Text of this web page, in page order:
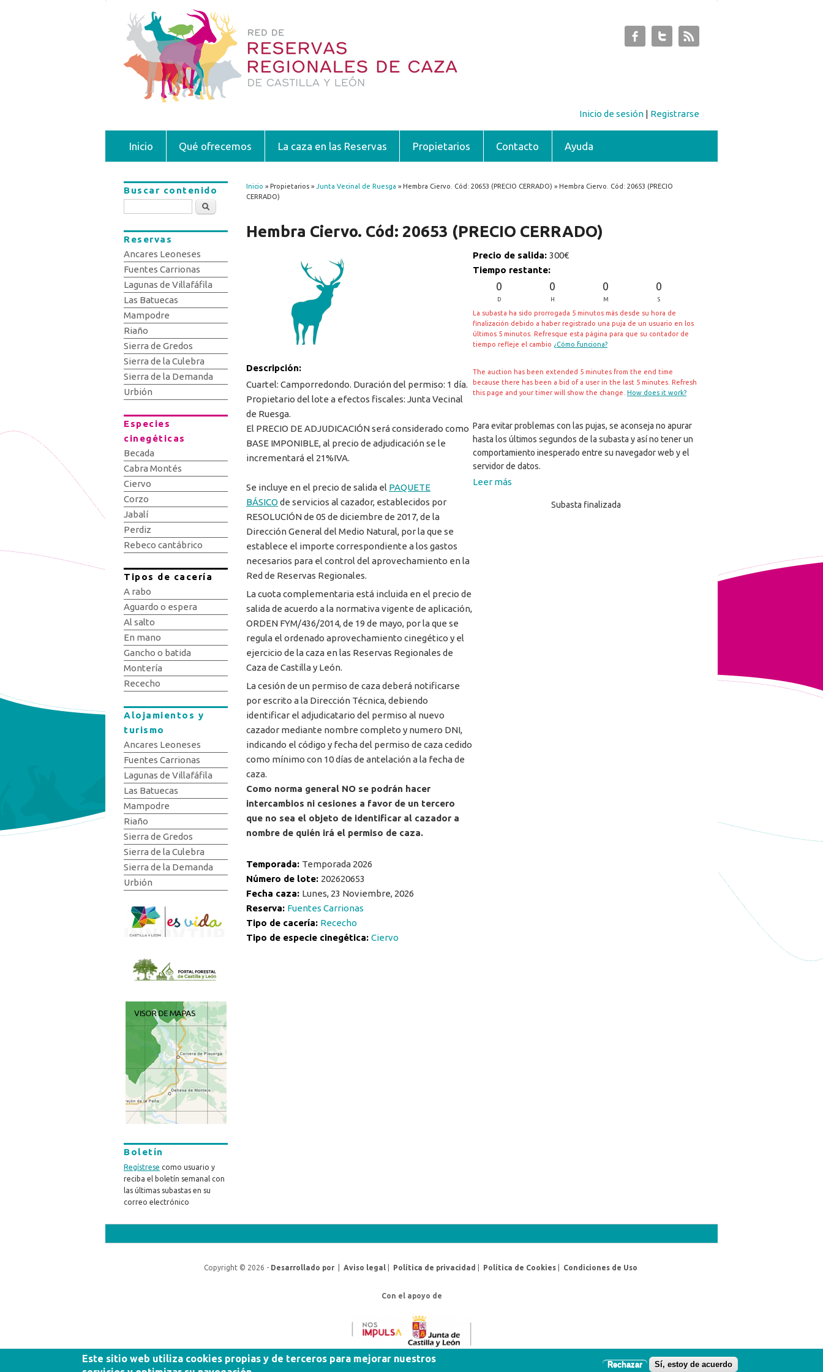
Inicio de sesión | Registrarse
Inicio Qué ofrecemos La caza en las Reservas Propietarios Contacto Ayuda
Se encuentra usted aquí
Inicio » Propietarios » Junta Vecinal de Ruesga » Hembra Ciervo. Cód: 20653 (PRECIO CERRADO) » Hembra Ciervo. Cód: 20653 (PRECIO
CERRADO)
Hembra Ciervo. Cód: 20653 (PRECIO CERRADO)
Descripción:
Cuartel: Camporredondo. Duración del permiso: 1 día.
Propietario del lote a efectos fiscales: Junta Vecinal
de Ruesga.
El PRECIO DE ADJUDICACIÓN será considerado como
BASE IMPONIBLE, al precio de adjudicación se le
incrementará el 21%IVA.
Se incluye en el precio de salida el PAQUETE
BÁSICO de servicios al cazador, establecidos por
RESOLUCIÓN de 05 de diciembre de 2017, de la
Dirección General del Medio Natural, por la que se
establece el importe correspondiente a los gastos
necesarios para el control del aprovechamiento en la
Red de Reservas Regionales.
La cuota complementaria está incluida en el precio de
salida de acuerdo a la normativa vigente de aplicación,
ORDEN FYM/436/2014, de 19 de mayo, por la que se
regula el ordenado aprovechamiento cinegético y el
ejercicio de la caza en las Reservas Regionales de
Caza de Castilla y León.
La cesión de un permiso de caza deberá notificarse
por escrito a la Dirección Técnica, debiendo
identificar el adjudicatario del permiso al nuevo
cazador mediante nombre completo y numero DNI,
indicando el código y fecha del permiso de caza cedido
como mínimo con 10 días de antelación a la fecha de
caza.
Como norma general NO se podrán hacer
intercambios ni cesiones a favor de un tercero
que no sea el objeto de identificar al cazador a
nombre de quién irá el permiso de caza.
Temporada: Temporada 2026
Número de lote: 202620653
Fecha caza: Lunes, 23 Noviembre, 2026
Reserva: Fuentes Carrionas
Tipo de cacería: Rececho
Tipo de especie cinegética: Ciervo
Precio de salida: 300€
Tiempo restante:
0
D
0
H
0
M
0
S
La subasta ha sido prorrogada 5 minutos más desde su hora de
finalización debido a haber registrado una puja de un usuario en los
últimos 5 minutos. Refresque esta página para que su contador de
tiempo refleje el cambio ¿Cómo funciona?
The auction has been extended 5 minutes from the end time
because there has been a bid of a user in the last 5 minutes. Refresh
this page and your timer will show the change.
How does it work?
Para evitar problemas con las pujas, se aconseja no apurar
hasta los últimos segundos de la subasta y así no tener un
comportamiento inesperado entre su navegador web y el
servidor de datos.
Leer más
Subasta finalizada
Buscar contenido
Buscar
Reservas
Ancares Leoneses
Fuentes Carrionas
Lagunas de Villafáfila
Las Batuecas
Mampodre
Riaño
Sierra de Gredos
Sierra de la Culebra
Sierra de la Demanda
Urbión
Especies
cinegéticas
Becada
Cabra Montés
Ciervo
Corzo
Jabalí
Perdiz
Rebeco cantábrico
Tipos de cacería
A rabo
Aguardo o espera
Al salto
En mano
Gancho o batida
Montería
Rececho
Alojamientos y
turismo
Ancares Leoneses
Fuentes Carrionas
Lagunas de Villafáfila
Las Batuecas
Mampodre
Riaño
Sierra de Gredos
Sierra de la Culebra
Sierra de la Demanda
Urbión
Boletín
Regístrese como usuario y
reciba el boletín semanal con
las últimas subastas en su
correo electrónico
Copyright © 2026 - Desarrollado por| Aviso legal Política de privacidad Política de Cookies| Condiciones de Uso
Con el apoyo de
Este sitio web utiliza cookies propias y de terceros para mejorar nuestros
Rechazar Sí, estoy de acuerdo